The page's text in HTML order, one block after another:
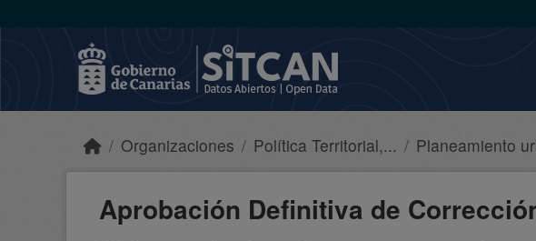
Organizaciones Política Territorial,... Planeamiento
Aprobación Definitiva de